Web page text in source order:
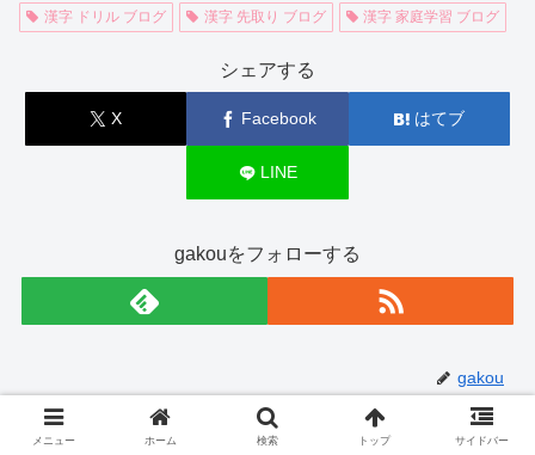
漢字 ドリル ブログ
漢字 先取り ブログ 漢字 家庭学習 ブログ
シェアする
X Facebook はてブ
LINE
gakouをフォローする
gakou
メニュー ホーム 検索 トップ サイドバー